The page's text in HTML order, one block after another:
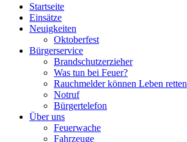
Startseite
Einsätze
Neuigkeiten
Oktoberfest
Bürgerservice
Brandschutzerzieher
Was tun bei Feuer?
Rauchmelder können Leben retten
Notruf
Bürgertelefon
Über uns
Feuerwache
Fahrzeuge